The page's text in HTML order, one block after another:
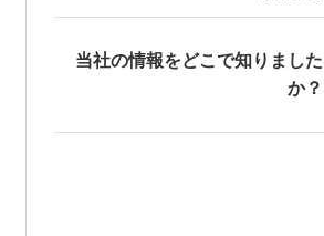
当社の情報をどこで知りました
か？